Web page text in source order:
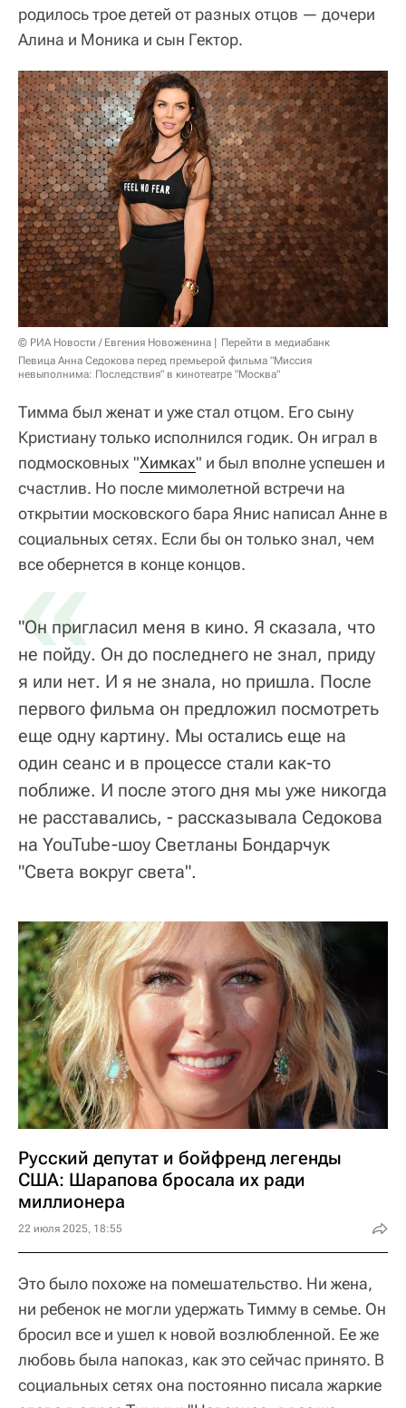
родилось трое детей от разных отцов — дочери
Алина и Моника и сын Гектор.
© РИА Новости / Евгения Новоженина
Перейти в медиабанк
Певица Анна Седокова перед премьерой фильма "Миссия
невыполнима: Последствия" в кинотеатре "Москва"
Тимма был женат и уже стал отцом. Его сыну
Кристиану только исполнился годик. Он играл в
подмосковных "Химках" и был вполне успешен и
счастлив. Но после мимолетной встречи на
открытии московского бара Янис написал Анне в
социальных сетях. Если бы он только знал, чем
все обернется в конце концов.
«
"Он пригласил меня в кино. Я сказала, что
не пойду. Он до последнего не знал, приду
я или нет. И я не знала, но пришла. После
первого фильма он предложил посмотреть
еще одну картину. Мы остались еще на
один сеанс и в процессе стали как-то
поближе. И после этого дня мы уже никогда
не расставались, - рассказывала Седокова
на YouTube-шоу Светланы Бондарчук
"Света вокруг света".
Русский депутат и бойфренд легенды
США: Шарапова бросала их ради
миллионера
22 июля 2025, 18:55
Это было похоже на помешательство. Ни жена,
ни ребенок не могли удержать Тимму в семье. Он
бросил все и ушел к новой возлюбленной. Ее же
любовь была напоказ, как это сейчас принято. В
социальных сетях она постоянно писала жаркие